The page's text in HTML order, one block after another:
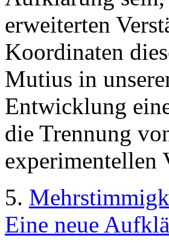
erweiterten
Koordinaten
Mutius in
Entwicklung
die Trennung
experimentellen
5.
Eine neue